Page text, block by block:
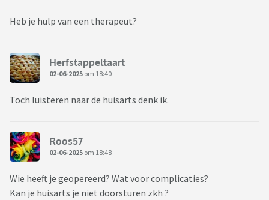
Heb je hulp van een therapeut?
Herfstappeltaart
02-06-2025 om 18:40
Toch luisteren naar de huisarts denk ik.
Roos57
02-06-2025 om 18:48
Wie heeft je geopereerd? Wat voor complicaties?
Kan je huisarts je niet doorsturen zkh ?